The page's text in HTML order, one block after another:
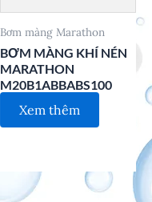
Bơm màng Marathon
BƠM MÀNG KHÍ NÉN
MARATHON
M20B1ABBABS100
Xem thêm